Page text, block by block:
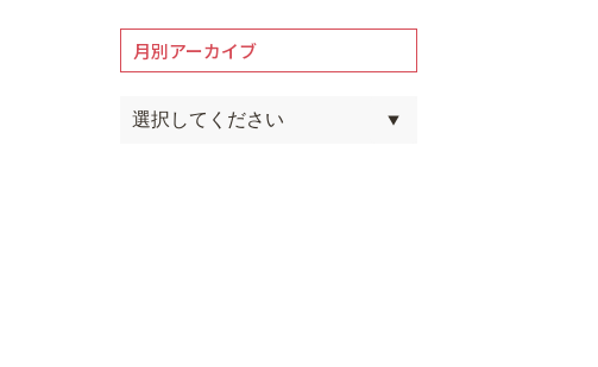
月別アーカイブ